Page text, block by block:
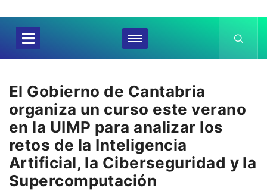
El Gobierno de Cantabria
organiza un curso este verano
en la UIMP para analizar los
retos de la Inteligencia
Artificial, la Ciberseguridad y la
Supercomputación